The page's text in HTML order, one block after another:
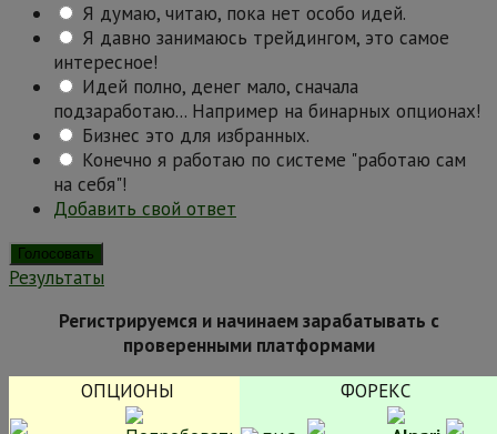
Я думаю, читаю, пока нет особо идей.
Я давно занимаюсь трейдингом, это самое
интересное!
Идей полно, денег мало, сначала
подзаработаю... Например на бинарных опционах!
Бизнес это для избранных.
Конечно я работаю по системе "работаю сам
на себя"!
Добавить свой ответ
Результаты
Регистрируемся и начинаем зарабатывать с
проверенными платформами
ОПЦИОНЫ
ФОРЕКС